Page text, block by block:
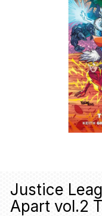
Justice
Apart vol.2
n
a